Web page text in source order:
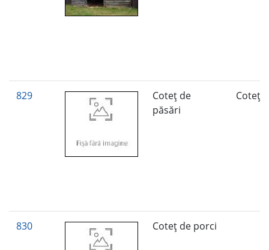
829
Coteţ de
păsări
Coteţ
830 Coteţ de porci